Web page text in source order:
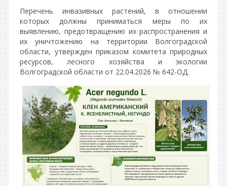
Перечень инвазивных растений, в отношении
которых должны приниматься меры по их
выявлению, предотвращению их распространения и
их уничтожению на территории Волгоградской
области, утвержден приказом комитета природных
ресурсов, лесного хозяйства и экологии
Волгоградской области от 22.04.2026 № 642-ОД.